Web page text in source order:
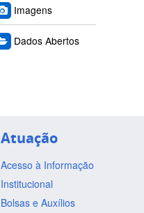
Imagens
Dados Abertos
Atuação
Acesso à Informação
Institucional
Bolsas e Auxílios